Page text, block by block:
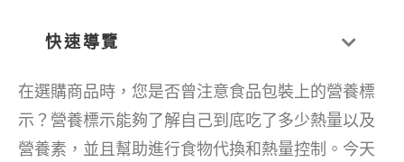
快速導覽
在選購商品時，您是否曾注意食品包裝上的營養標
示？營養標示能夠了解自己到底吃了多少熱量以及
營養素，並且幫助進行食物代換和熱量控制。今天